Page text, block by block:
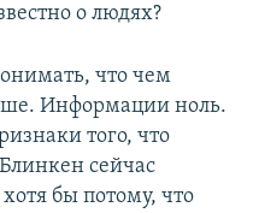
о людях?
что чем
Информации ноль.
того, что
сейчас
бы потому, что